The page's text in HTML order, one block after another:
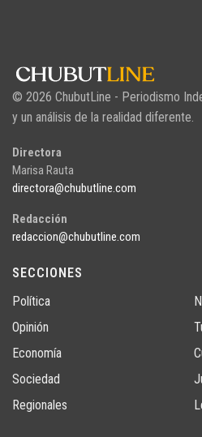
© 2026 ChubutLine - Periodismo
y un análisis de la realidad diferente.
Directora
Marisa Rauta
directora@chubutline.com
Redacción
redaccion@chubutline.com
SECCIONES
Política
Opinión
Economía
Sociedad
Regionales